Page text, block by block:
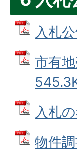
入札
市有
入札
物件